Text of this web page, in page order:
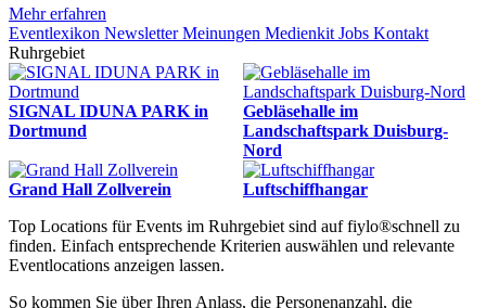
Mehr erfahren
Eventlexikon NewsletterMeinungen Medienkit Jobs Kontakt
Ruhrgebiet
SIGNAL IDUNA PARK in
Dortmund
Gebläsehalle im
Landschaftspark Duisburg-
Nord
Grand Hall Zollverein
Luftschiffhangar
Top Locations für Events im Ruhrgebiet sind auf fiylo®schnell zu
finden. Einfach entsprechende Kriterien auswählen und relevante
Eventlocations anzeigen lassen.
So kommen Sie über Ihren Anlass, die Personenanzahl, die